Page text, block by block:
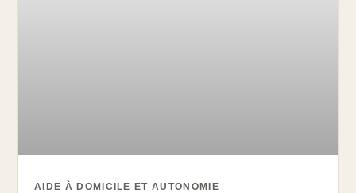
AIDE À DOMICILE ET AUTONOMIE